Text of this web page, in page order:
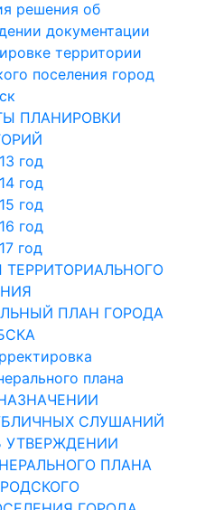
решения об
документации
территории
поселения город
ПЛАНИРОВКИ
год
год
год
год
год
ПЛАН ГОРОДА
плана
СЛУШАНИЙ
УТВЕРЖДЕНИИ
ПЛАНА